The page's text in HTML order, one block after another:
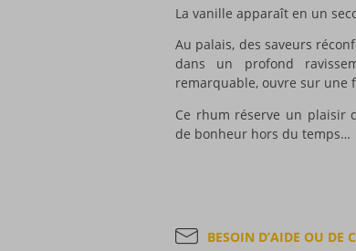
La vanille apparaît en un
Au palais, des saveurs
dans un profond
remarquable, ouvre sur une
Ce rhum réserve un plaisir
de bonheur hors du temps…
BESOIN D’AIDE OU DE